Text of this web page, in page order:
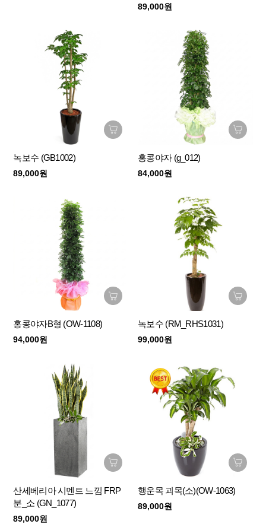
89,000원
녹보수 (GB1002)
89,000원
홍콩야자 (g_012)
84,000원
홍콩야자B형 (OW-1108)
94,000원
녹보수 (RM_RHS1031)
99,000원
산세베리아 시멘트 느낌 FRP
분_소 (GN_1077)
89,000원
행운목 괴목(소)(OW-1063)
89,000원